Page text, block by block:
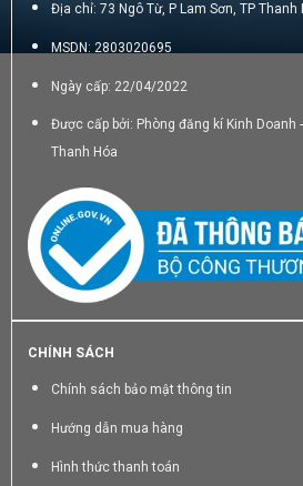
Địa chỉ: 73 Ngô Từ, P Lam Sơn, TP Thanh
MSDN: 2803020695
Ngày cấp: 22/04/2022
Được cấp bởi: Phòng đăng kí Kinh Doanh
Thanh Hóa
CHÍNH SÁCH
Chính sách bảo mật thông tin
Hướng dẫn mua hàng
Hình thức thanh toán